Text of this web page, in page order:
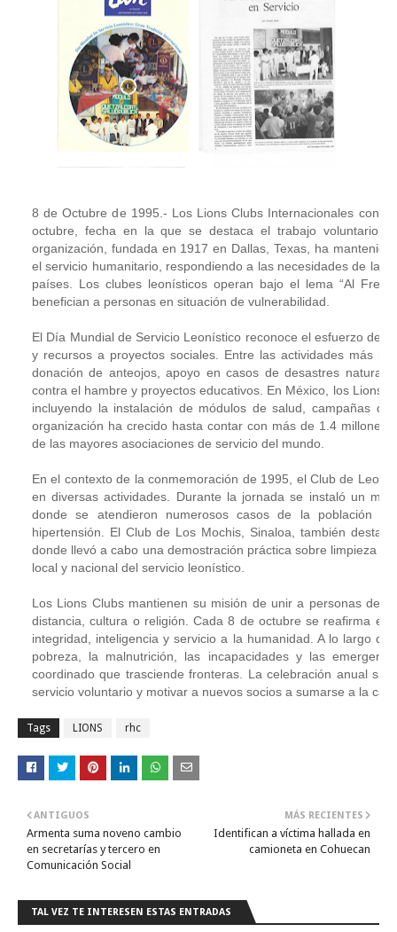
8 de Octubre de 1995.- Los Lions Clubs Internacionales
octubre, fecha en la que se destaca el trabajo voluntario
organización, fundada en 1917 en Dallas, Texas, ha
el servicio humanitario, respondiendo a las necesidades de las
países. Los clubes leonísticos operan bajo el lema “Al
benefician a personas en situación de vulnerabilidad.
El Día Mundial de Servicio Leonístico reconoce el esfuerzo de
y recursos a proyectos sociales. Entre las actividades más
donación de anteojos, apoyo en casos de desastres
contra el hambre y proyectos educativos. En México, los Lions
incluyendo la instalación de módulos de salud, campañas
organización ha crecido hasta contar con más de 1.4
de las mayores asociaciones de servicio del mundo.
En el contexto de la conmemoración de 1995, el Club de
en diversas actividades. Durante la jornada se instaló un
donde se atendieron numerosos casos de la población
hipertensión. El Club de Los Mochis, Sinaloa, también
donde llevó a cabo una demostración práctica sobre limpieza y
local y nacional del servicio leonístico.
Los Lions Clubs mantienen su misión de unir a personas de
distancia, cultura o religión. Cada 8 de octubre se reafirma el
integridad, inteligencia y servicio a la humanidad. A lo largo
pobreza, la malnutrición, las incapacidades y las
coordinado que trasciende fronteras. La celebración anual
servicio voluntario y motivar a nuevos socios a sumarse a la
Tags LIONS rhc
MÁS RECIENTES
Identifican a víctima hallada en
camioneta en Cohuecan
ANTIGUOS
Armenta suma noveno cambio
en secretarías y tercero en
Comunicación Social
TAL VEZ TE INTERESEN ESTAS ENTRADAS